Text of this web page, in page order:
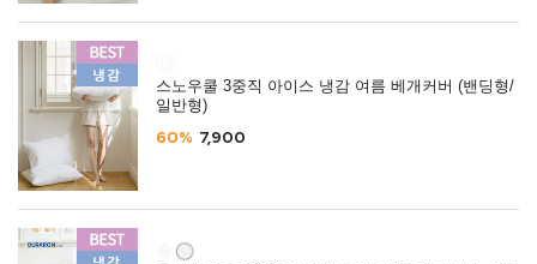
스노우쿨 3중직 아이스 냉감 여름 베개커버 (밴딩형/
일반형)
60% 7,900